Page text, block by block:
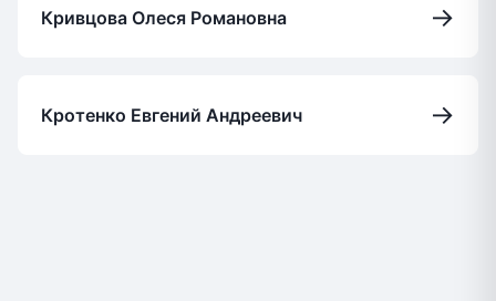
Кривцова Олеся Романовна →
Кротенко Евгений Андреевич →